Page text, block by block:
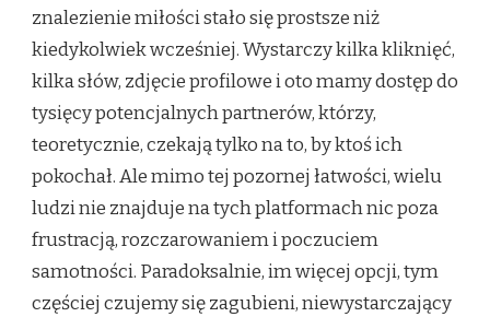
znalezienie miłości stało się prostsze niż
kiedykolwiek wcześniej. Wystarczy kilka kliknięć,
kilka słów, zdjęcie profilowe i oto mamy dostęp do
tysięcy potencjalnych partnerów, którzy,
teoretycznie, czekają tylko na to, by ktoś ich
pokochał. Ale mimo tej pozornej łatwości, wielu
ludzi nie znajduje na tych platformach nic poza
frustracją, rozczarowaniem i poczuciem
samotności. Paradoksalnie, im więcej opcji, tym
częściej czujemy się zagubieni, niewystarczający